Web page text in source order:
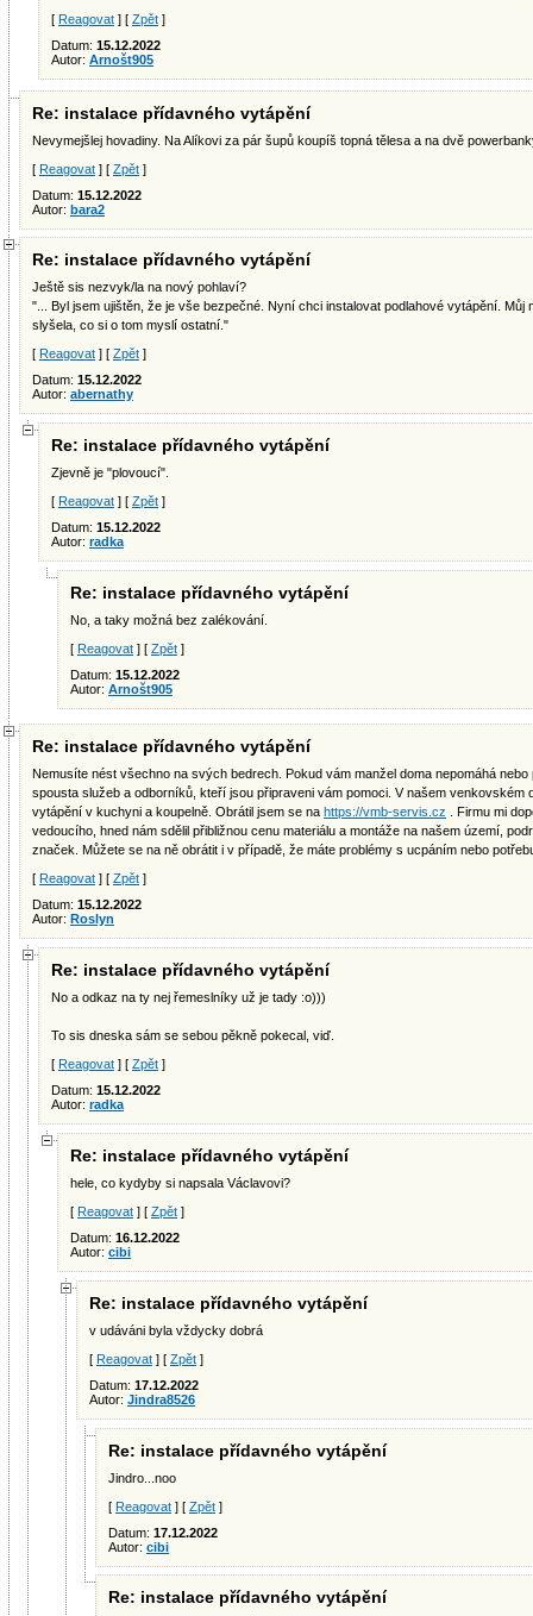
[ Reagovat ] [ Zpět ]
Datum: 15.12.2022
Autor: Arnošt905
Re: instalace přídavného vytápění
Nevymejšlej hovadiny. Na Alíkovi za pár šupů koupíš topná tělesa a na dvě
[ Reagovat ] [ Zpět ]
Datum: 15.12.2022
Autor: bara2
Re: instalace přídavného vytápění
Ještě sis nezvyk/la na nový pohlaví?
"... Byl jsem ujištěn, že je vše bezpečné. Nyní chci instalovat podlahové vytápění. Můj
slyšela, co si o tom myslí ostatní."
[ Reagovat ] [ Zpět ]
Datum: 15.12.2022
Autor: abernathy
Re: instalace přídavného vytápění
Zjevně je "plovoucí".
[ Reagovat ] [ Zpět ]
Datum: 15.12.2022
Autor: radka
Re: instalace přídavného vytápění
No, a taky možná bez zalékování.
[ Reagovat ] [ Zpět ]
Datum: 15.12.2022
Autor: Arnošt905
Re: instalace přídavného vytápění
Nemusíte nést všechno na svých bedrech. Pokud vám manžel doma nepomáhá
spousta služeb a odborníků, kteří jsou připraveni vám pomoci. V našem venkovském
vytápění v kuchyni a koupelně. Obrátil jsem se na https://vmb-servis.cz . Firmu mi
vedoucího, hned nám sdělil přibližnou cenu materiálu a montáže na našem území,
značek. Můžete se na ně obrátit i v případě, že máte problémy s ucpáním nebo
[ Reagovat ] [ Zpět ]
Datum: 15.12.2022
Autor: Roslyn
Re: instalace přídavného vytápění
No a odkaz na ty nej řemeslníky už je tady :o)))
To sis dneska sám se sebou pěkně pokecal, viď.
[ Reagovat ] [ Zpět ]
Datum: 15.12.2022
Autor: radka
Re: instalace přídavného vytápění
hele, co kydyby si napsala Václavovi?
[ Reagovat ] [ Zpět ]
Datum: 16.12.2022
Autor: cibi
Re: instalace přídavného vytápění
v udáváni byla vždycky dobrá
[ Reagovat ] [ Zpět ]
Datum: 17.12.2022
Autor: Jindra8526
Re: instalace přídavného vytápění
Jindro...noo
[ Reagovat ] [ Zpět ]
Datum: 17.12.2022
Autor: cibi
Re: instalace přídavného vytápění